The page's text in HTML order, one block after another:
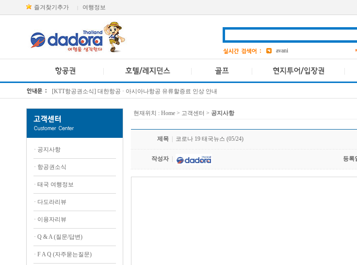
즐겨찾기추가 여행정보
grand
AETAS
a one
avani
Pcr
앳 마인드
[KTT항공권소식] 대한항공 · 아시아나항공 유류할증료 인상 안내
· 공지사항
· 항공권소식
· 태국 여행정보
· 다도라리뷰
· 이용자리뷰
· Q & A (질문/답변)
· F A Q (자주묻는질문)
현재위치 : Home > 고객센터 > 공지사항
제목 코로나 19 태국뉴스 (05/24)
작성자 등록